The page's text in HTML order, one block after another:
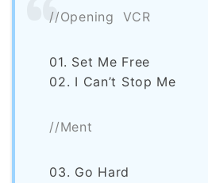
//Opening VCR
01. Set Me Free
02. I Can’t Stop Me
//Ment
03. Go Hard